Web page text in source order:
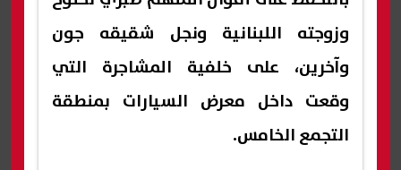
وزوجته اللبنانية ونجل شقيقه جون
وآخرين، على خلفية المشاجرة التي
وقعت داخل معرض السيارات بمنطقة
التجمع الخامس.